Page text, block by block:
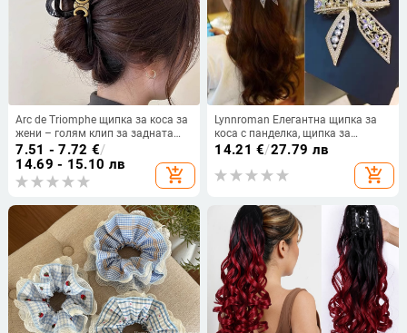
Arc de Triomphe щипка за коса за
жени – голям клип за задната
част на главата, акула-образна
луксозна щипка
7.51 - 7.72 €/
14.69 - 15.10 лв
add_shopping_cart
Lynnroman Елегантна щипка за
коса с панделка, щипка за
бретон, странична щипка за
горна част, фиба за коса отзад
на главата, пружинна щипка за
14.21 €/27.79 лв
add_shopping_cart